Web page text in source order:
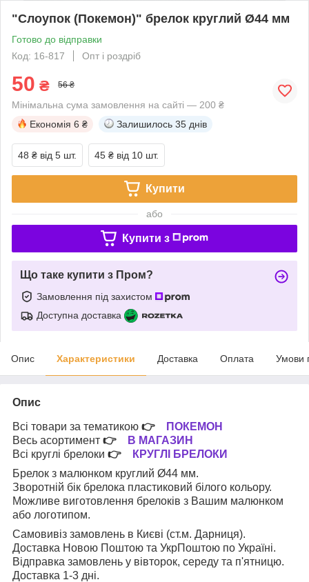
"Слоупок (Покемон)" брелок круглий Ø44 мм
Готово до відправки
Код: 16-817
Опт і роздріб
50 ₴ 56 ₴
Мінімальна сума замовлення на сайті — 200 ₴
Економія 6 ₴ Залишилось 35 днів
48 ₴ від 5 шт. 45 ₴ від 10 шт.
Купити
або
Купити з
Що таке купити з Пром?
Замовлення під захистом
Доступна доставка
Опис Характеристики Доставка Оплата Умови
Опис
Всі товари за тематикою 👉
ПОКЕМОН
Весь асортимент 👉
В МАГАЗИН
Всі круглі брелоки 👉
КРУГЛІ БРЕЛОКИ
Брелок з малюнком круглий Ø44 мм.
Зворотній бік брелока пластиковий білого кольору.
Можливе виготовлення брелоків з Вашим малюнком
або логотипом.
Самовивіз замовлень в Києві (ст.м. Дарниця).
Доставка Новою Поштою та УкрПоштою по Україні.
Відправка замовлень у вівторок, середу та п'ятницю.
Доставка 1-3 дні.